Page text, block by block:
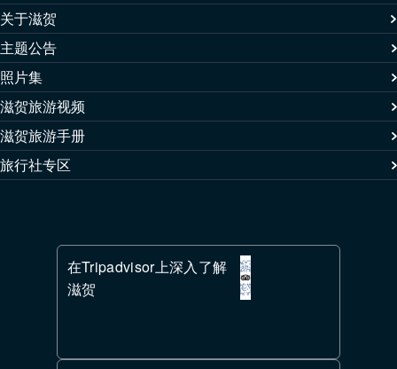
关于滋贺
主题公告
照片集
滋贺旅游视频
滋贺旅游手册
旅行社专区
在Tripadvisor上深入了解
滋贺